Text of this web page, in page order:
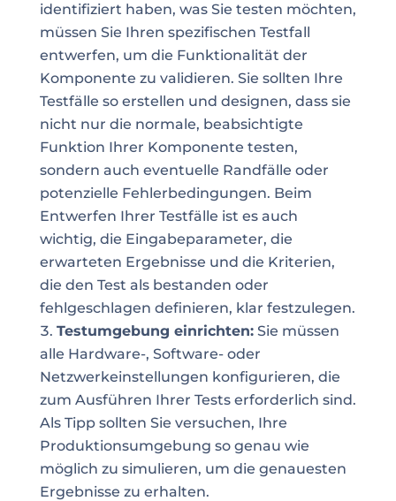
identifiziert haben, was Sie testen möchten,
müssen Sie Ihren spezifischen Testfall
entwerfen, um die Funktionalität der
Komponente zu validieren. Sie sollten Ihre
Testfälle so erstellen und designen, dass sie
nicht nur die normale, beabsichtigte
Funktion Ihrer Komponente testen,
sondern auch eventuelle Randfälle oder
potenzielle Fehlerbedingungen. Beim
Entwerfen Ihrer Testfälle ist es auch
wichtig, die Eingabeparameter, die
erwarteten Ergebnisse und die Kriterien,
die den Test als bestanden oder
fehlgeschlagen definieren, klar festzulegen.
Testumgebung einrichten:Sie müssen
alle Hardware-, Software- oder
Netzwerkeinstellungen konfigurieren, die
zum Ausführen Ihrer Tests erforderlich sind.
Als Tipp sollten Sie versuchen, Ihre
Produktionsumgebung so genau wie
möglich zu simulieren, um die genauesten
Ergebnisse zu erhalten.